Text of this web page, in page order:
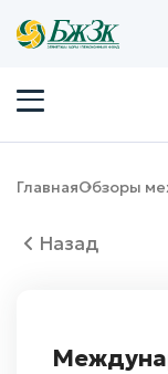
ГлавнаяОбзоры
Назад